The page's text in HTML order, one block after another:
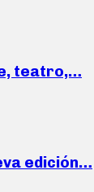
teatro,…
edición…